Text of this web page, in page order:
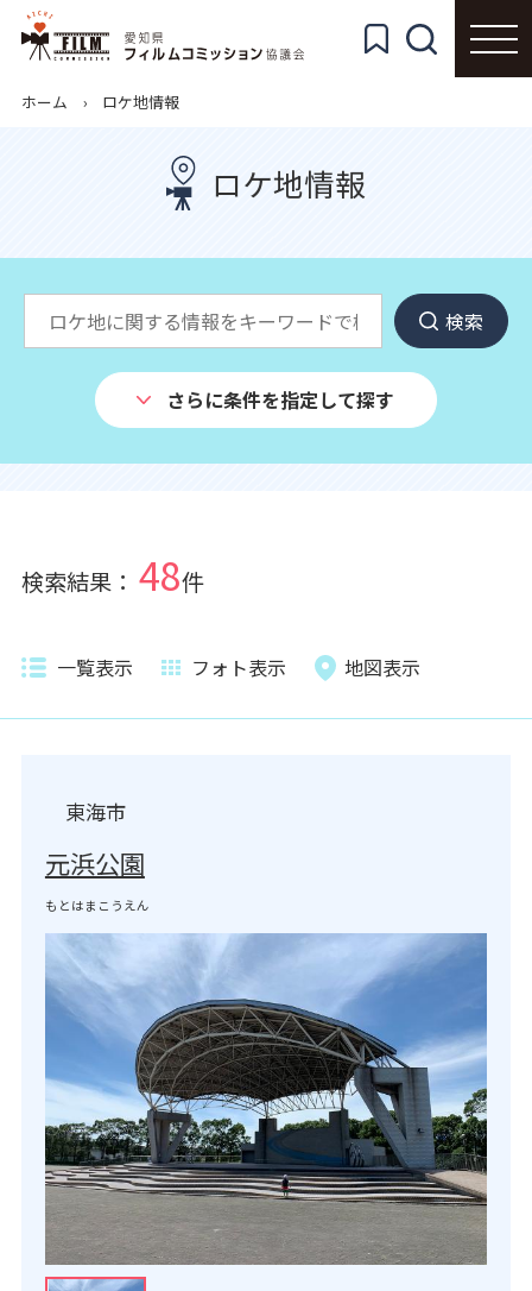
ホーム ロケ地情報
ロケ地情報
検索
さらに条件を指定して探す
検索結果： 48件
一覧表示 フォト表示 地図表示
東海市
元浜公園
もとはまこうえん